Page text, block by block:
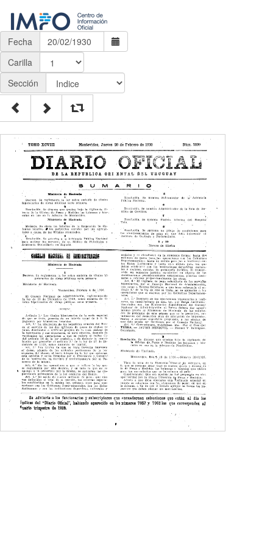
Fecha
Carilla
Sección